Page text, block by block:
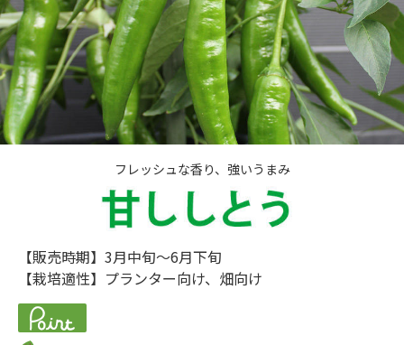
フレッシュな香り、強いうまみ
【販売時期】3月中旬～6月下旬
【栽培適性】プランター向け、畑向け